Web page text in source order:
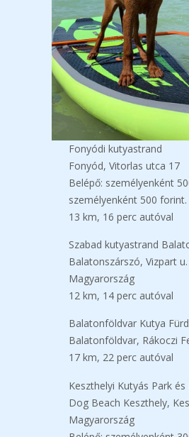
Fonyódi kutyastrand
Fonyód, Vitorlas utca 17
Belépő: személyenként
személyenként 500 forint.
13 km, 16 perc autóval
Szabad kutyastrand
Balatonszárszó, Vizpart
Magyarország
12 km, 14 perc autóval
Balatonföldvar Kutya
Balatonföldvar, Rákoczi
17 km, 22 perc autóval
Keszthelyi Kutyás Park és
Dog Beach Keszthely,
Magyarország